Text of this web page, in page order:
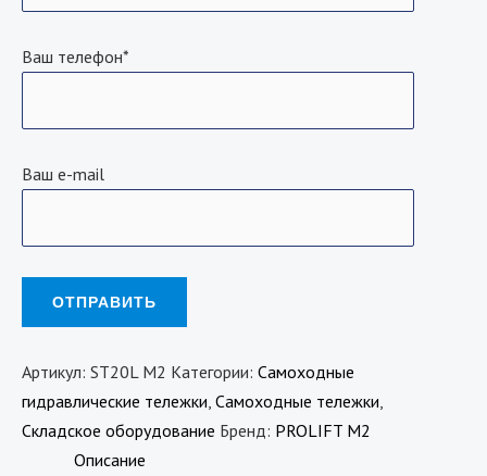
Ваш телефон*
Ваш e-mail
Артикул: ST20L M2 Категории: Самоходные
гидравлические тележки Самоходные тележки
Складское оборудование Бренд: PROLIFT M2
Описание